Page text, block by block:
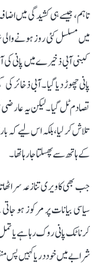
تاہم، جیسے ہی کشیدگی میں
میں مسلسل کئی روز ہونے
کبنی آبی ذخیرے میں پانی کی
پانی چھوڑ دیا گیا۔ آبی ذخائر
تصادم ٹل گیا۔ لیکن یہ
تلاش کر لیا، بلکہ اس لیے
کے ہاتھ سے پھسلتا جا رہا تھا۔
جب بھی کاویری تنازعہ سر
سیاسی بیانات پر مرکوز ہو
کرناٹک پانی روک رہا ہے یا
شرابے میں خود دریا کہیں پس